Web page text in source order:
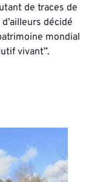
de traces de
décidé
mondial
vivant”.